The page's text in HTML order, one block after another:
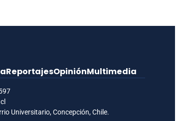
ReportajesOpiniónMultimedia
Universitario, Concepción, Chile.